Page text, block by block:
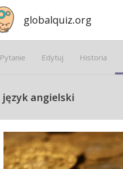
globalquiz.org
Pytanie Edytuj Historia
język angielski